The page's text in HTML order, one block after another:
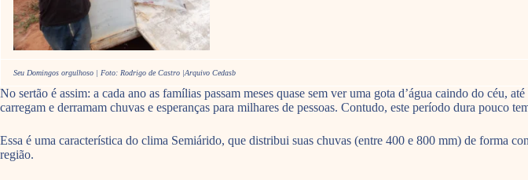
Seu Domingos orgulhoso | Foto: Rodrigo de Castro |Arquivo Cedasb
No sertão é assim: a cada ano as famílias passam meses quase sem ver uma gota d’água caindo do céu,
carregam e derramam chuvas e esperanças para milhares de pessoas. Contudo, este período dura pouco
Essa é uma característica do clima Semiárido, que distribui suas chuvas (entre 400 e 800 mm) de forma
região.